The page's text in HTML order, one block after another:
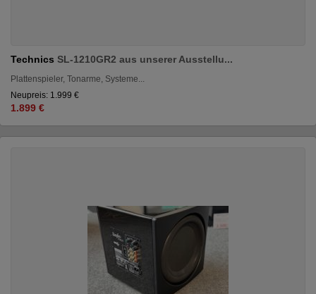
Technics SL-1210GR2 aus unserer Ausstellu...
Plattenspieler, Tonarme, Systeme...
Neupreis: 1.999 €
1.899 €